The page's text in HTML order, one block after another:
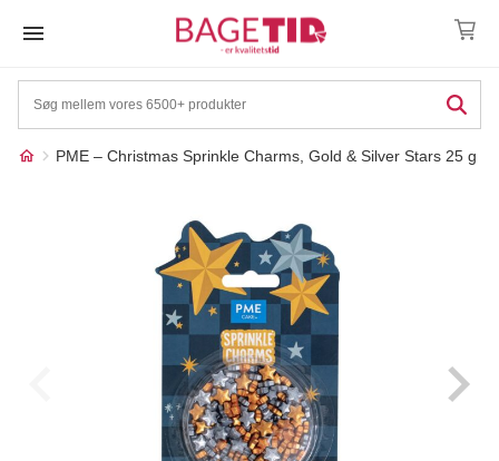
PME – Christmas Sprinkle Charms, Gold & Silver Stars 25 g
disse produkter have din